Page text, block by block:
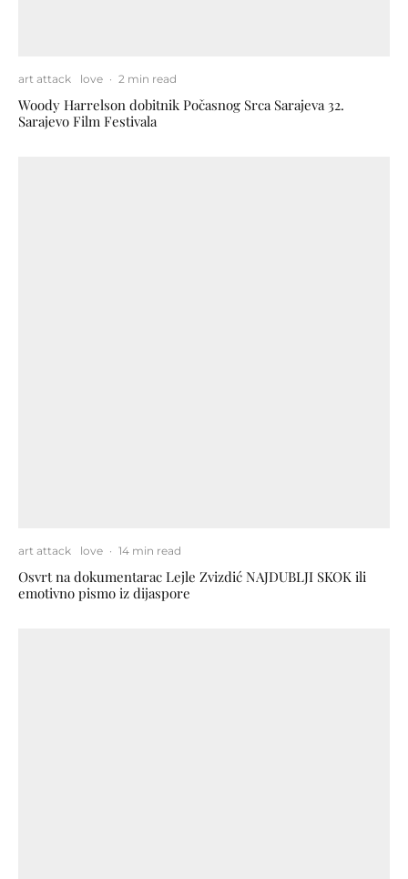
art attack love · 2 min read
Woody Harrelson dobitnik Počasnog Srca Sarajeva 32.
Sarajevo Film Festivala
art attack love · 14 min read
Osvrt na dokumentarac Lejle Zvizdić NAJDUBLJI SKOK ili
emotivno pismo iz dijaspore